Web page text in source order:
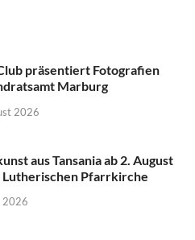
präsentiert Fotografien
Marburg
2026
aus Tansania ab 2. August
Lutherischen Pfarrkirche
2026